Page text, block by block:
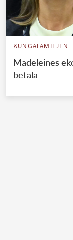
KUNGAFAMILJEN
Madeleines
betala